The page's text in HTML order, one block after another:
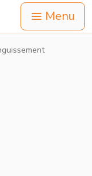
Menu